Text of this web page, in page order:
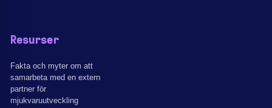
Resurser
Fakta och myter om att
samarbeta med en extern
partner för
mjukvaruutveckling